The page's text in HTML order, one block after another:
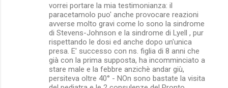
vorrei portare la mia testimonianza: il
paracetamolo puo' anche provocare reazioni
avverse molto gravi come lo sono la sindrome
di Stevens-Johnson e la sindrome di Lyell , pur
rispettando le dosi ed anche dopo un'unica
presa. E' successo con ns. figlia di 8 anni che
già con la prima supposta, ha incomminciato a
stare male e la febbre anzichè andar giù,
persiteva oltre 40° - NOn sono bastate la visita